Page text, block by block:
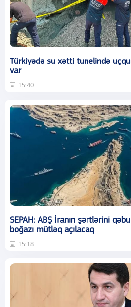
Türkiyədə su xətti tunelində
var
15:40
SEPAH: ABŞ İranın şərtlərini
boğazı mütləq açılacaq
15:18